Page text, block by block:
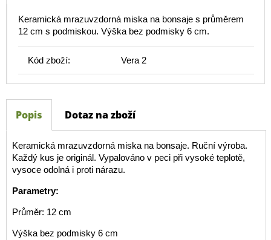
Keramická mrazuvzdorná miska na bonsaje s průměrem
12 cm s podmiskou. Výška bez podmisky 6 cm.
Kód zboží: Vera 2
Popis Dotaz na zboží
Keramická mrazuvzdorná miska na bonsaje. Ruční výroba.
Každý kus je originál. Vypalováno v peci při vysoké teplotě,
vysoce odolná i proti nárazu.
Parametry:
Průměr: 12 cm
Výška bez podmisky 6 cm